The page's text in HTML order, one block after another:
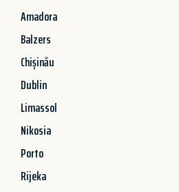
Amadora
Balzers
Chișinău
Dublin
Limassol
Nikosia
Porto
Rijeka